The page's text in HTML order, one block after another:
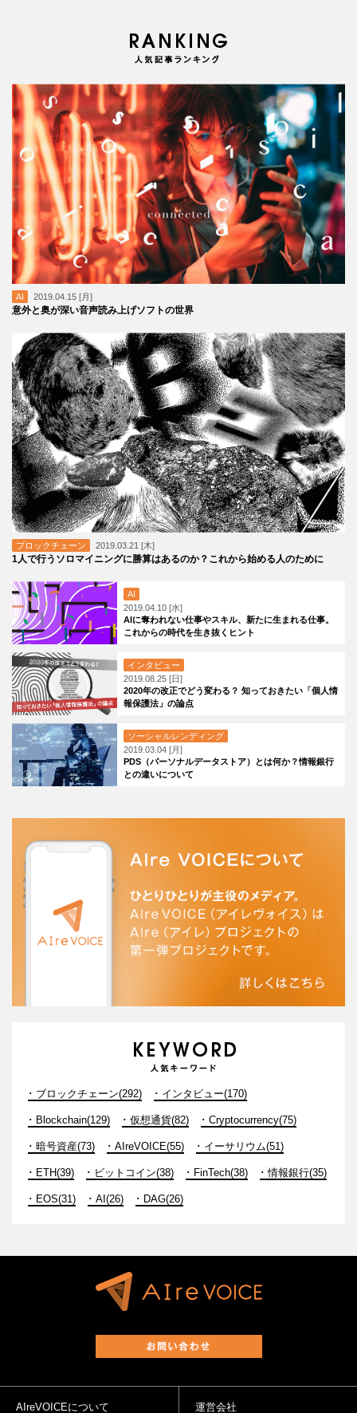
AI 2019.04.15 [月]
意外と奥が深い音声読み上げソフトの世界
ブロックチェーン 2019.03.21 [木]
1人で行うソロマイニングに勝算はあるのか？これから始める人のために
AI
2019.04.10 [水]
AIに奪われない仕事やスキル、新たに生まれる仕事。
これからの時代を生き抜くヒント
インタビュー
2019.08.25 [日]
2020年の改正でどう変わる？ 知っておきたい「個人情
報保護法」の論点
ソーシャルレンディング
2019.03.04 [月]
PDS（パーソナルデータストア）とは何か？情報銀行
との違いについて
ブロックチェーン(292) インタビュー(170)
Blockchain(129) 仮想通貨(82) Cryptocurrency(75)
暗号資産(73) AIreVOICE(55) イーサリウム(51)
ETH(39) ビットコイン(38) FinTech(38) 情報銀行(35)
EOS(31) AI(26) DAG(26)
AIreVOICEについて 運営会社